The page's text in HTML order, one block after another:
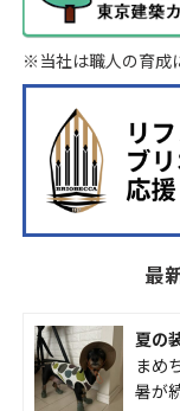
※当社は職人の育成
最
夏の
まめ
暑が